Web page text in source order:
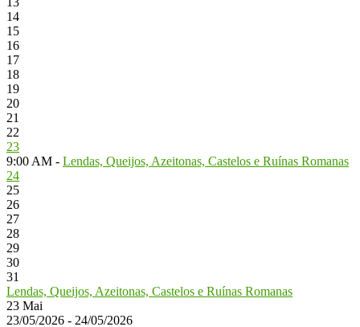
14
15
16
17
18
19
20
21
22
23
9:00 AM - Lendas, Queijos, Azeitonas, Castelos e Ruínas Romanas
24
25
26
27
28
29
30
31
Lendas, Queijos, Azeitonas, Castelos e Ruínas Romanas
23 Mai
23/05/2026 - 24/05/2026